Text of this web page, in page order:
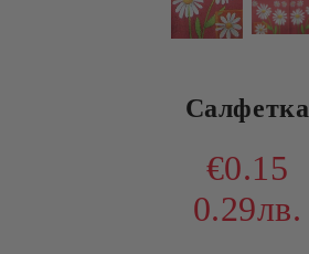
Салфетка
€0.15
0.29лв.